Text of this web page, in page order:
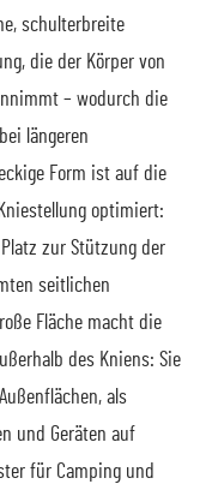
schulterbreite
die der Körper von
– wodurch die
längeren
Form ist auf die
optimiert:
zur Stützung der
seitlichen
Fläche macht die
des Kniens: Sie
als
und Geräten auf
für Camping und